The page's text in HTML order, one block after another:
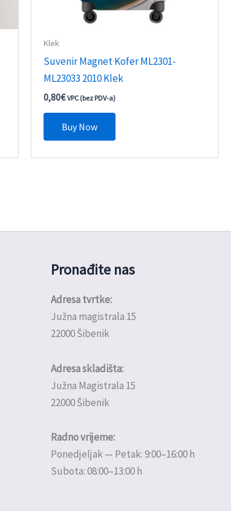
Klek
Suvenir Magnet Kofer ML2301-
ML23033 2010 Klek
0,80€ VPC (bez PDV-a)
Buy Now
Pronađite nas
Adresa tvrtke:
Južna magistrala 15
22000 Šibenik
Adresa skladišta:
Južna Magistrala 15
22000 Šibenik
Radno vrijeme:
Ponedjeljak — Petak: 9:00–16:00 h
Subota: 08:00–13:00 h